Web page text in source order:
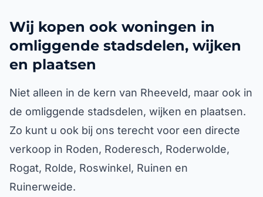
Wij kopen ook woningen in
omliggende stadsdelen, wijken
en plaatsen
Niet alleen in de kern van Rheeveld, maar ook in
de omliggende stadsdelen, wijken en plaatsen.
Zo kunt u ook bij ons terecht voor een directe
verkoop in Roden, Roderesch, Roderwolde,
Rogat, Rolde, Roswinkel, Ruinen en
Ruinerweide.